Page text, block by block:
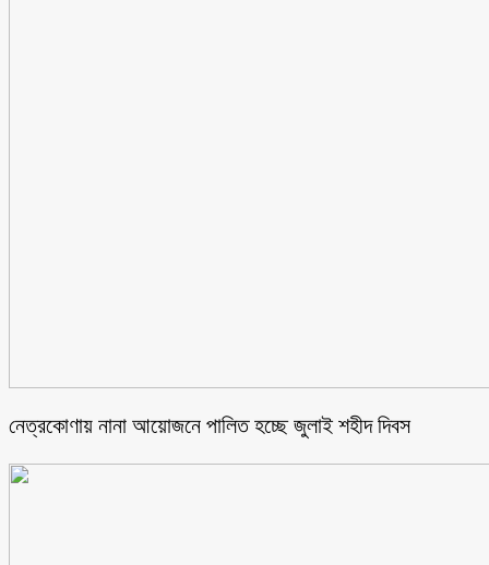
নেত্রকোণায় নানা আয়োজনে পালিত হচ্ছে জুলাই শহীদ দিবস